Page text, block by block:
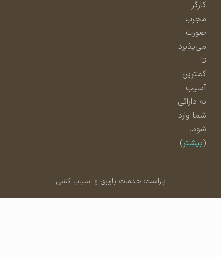
مجرب
صورت
می‌پذیرد
کمترین
آسیب
به دارائی
شما وارد
شود.
بیشتر)
باراست: خدمات باربری و اسباب کشی